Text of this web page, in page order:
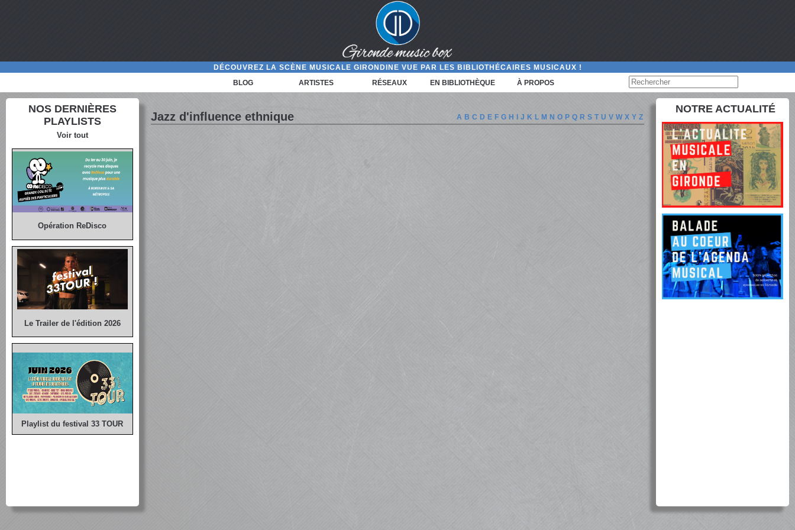
DÉCOUVREZ LA SCÈNE MUSICALE GIRONDINE VUE PAR LES BIBLIOTHÉCAIRES MUSICAUX !
BLOG
ARTISTES RÉSEAUX EN BIBLIOTHÈQUE À PROPOS
NOS DERNIÈRES
PLAYLISTS
Voir tout
Opération ReDisco
Le Trailer de l'édition 2026
Playlist du festival 33 TOUR
Jazz d'influence ethnique A B C D E F G H I J K L M N O P Q R S T U V W X Y Z
NOTRE ACTUALITÉ